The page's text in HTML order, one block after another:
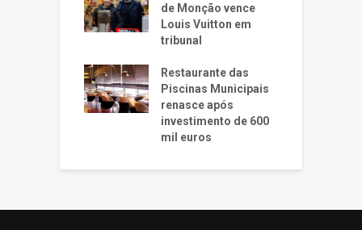
de Monção vence
Louis Vuitton em
tribunal
Restaurante das
Piscinas Municipais
renasce após
investimento de 600
mil euros